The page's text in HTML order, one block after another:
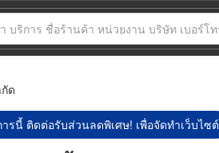
ด
รนี้ ติดต่อรับส่วนลดพิเศษ! เพื่อจัดทำเว็บไซต์